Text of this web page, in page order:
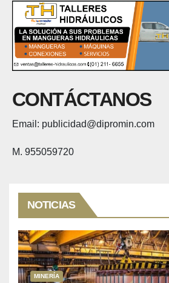
CONTÁCTANOS
Email: publicidad@dipromin.com
M. 955059720
NOTICIAS
MINERÍA